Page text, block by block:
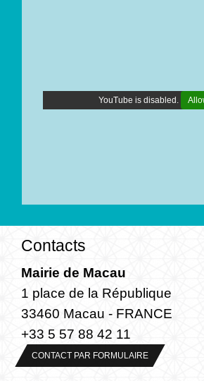
YouTube is disabled.
Contacts
Mairie de Macau
1 place de la République
33460 Macau - FRANCE
+33 5 57 88 42 11
CONTACT PAR FORMULAIRE